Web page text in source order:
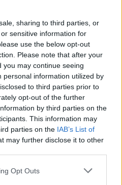
sharing to third parties, or
sensitive information for
use the below opt-out
Please note that after your
may continue seeing
personal information utilized by
to third parties prior to
opt-out of the further
by third parties on the
This information may
parties on the IAB’s List of
may further disclose it to other
Opt Outs
településen
bevezetni